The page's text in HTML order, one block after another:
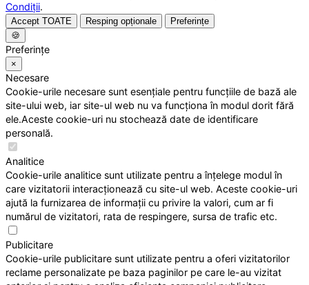
Condiții.
Accept TOATE Resping opționale
Preferințe
🍪
Preferințe
×
Necesare
Cookie-urile necesare sunt esențiale pentru funcțiile de bază ale
site-ului web, iar site-ul web nu va funcționa în modul dorit fără
ele.Aceste cookie-uri nu stochează date de identificare
personală.
Analitice
Cookie-urile analitice sunt utilizate pentru a înțelege modul în
care vizitatorii interacționează cu site-ul web. Aceste cookie-uri
ajută la furnizarea de informații cu privire la valori, cum ar fi
numărul de vizitatori, rata de respingere, sursa de trafic etc.
Publicitare
Cookie-urile publicitare sunt utilizate pentru a oferi vizitatorilor
reclame personalizate pe baza paginilor pe care le-au vizitat